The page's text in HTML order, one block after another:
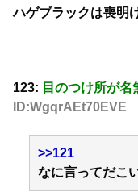
ハゲブラックは喪明
123: 目のつけ所が名
ID:WgqrAEt70EVE
>>121
なに言ってだこ